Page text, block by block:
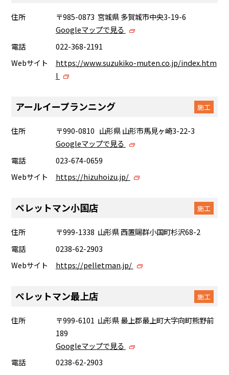
住所
〒985-0873 宮城県 多賀城市中央3-19-6
Googleマップで見る
電話
022-368-2191
Webサイト
https://www.suzukiko-muten.co.jp/index.htm
l
アールイープランニング 施工
住所
〒990-0810 山形県 山形市馬見ヶ崎3-22-3
Googleマップで見る
電話
023-674-0659
Webサイト
https://hizuhoizu.jp/
ペレットマン小国店 施工
住所
〒999-1338 山形県 西置賜群小国町杉沢68-2
電話
0238-62-2903
Webサイト
https://pelletman.jp/
ペレットマン最上店 施工
住所
〒999-6101 山形県 最上郡最上町大字向町熊野前
189
Googleマップで見る
電話
0238-62-2903